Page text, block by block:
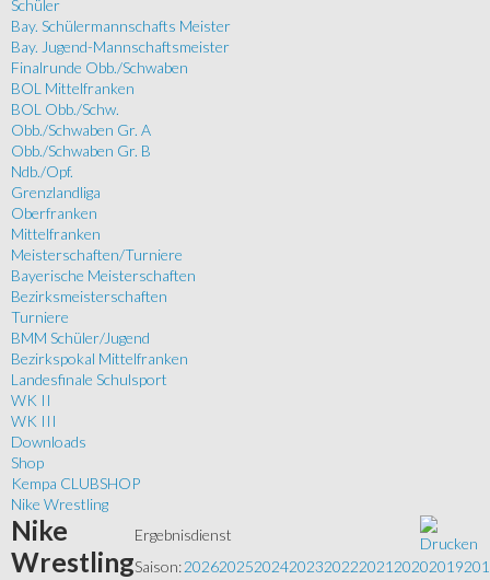
Schüler
Bay. Schülermannschafts Meister
Bay. Jugend-Mannschaftsmeister
Finalrunde Obb./Schwaben
BOL Mittelfranken
BOL Obb./Schw.
Obb./Schwaben Gr. A
Obb./Schwaben Gr. B
Ndb./Opf.
Grenzlandliga
Oberfranken
Mittelfranken
Meisterschaften/Turniere
Bayerische Meisterschaften
Bezirksmeisterschaften
Turniere
BMM Schüler/Jugend
Bezirkspokal Mittelfranken
Landesfinale Schulsport
WK II
WK III
Downloads
Shop
Kempa CLUBSHOP
Nike Wrestling
Ergebnisdienst
Saison:202620252024202320222021 20202019
Nike
Wrestling